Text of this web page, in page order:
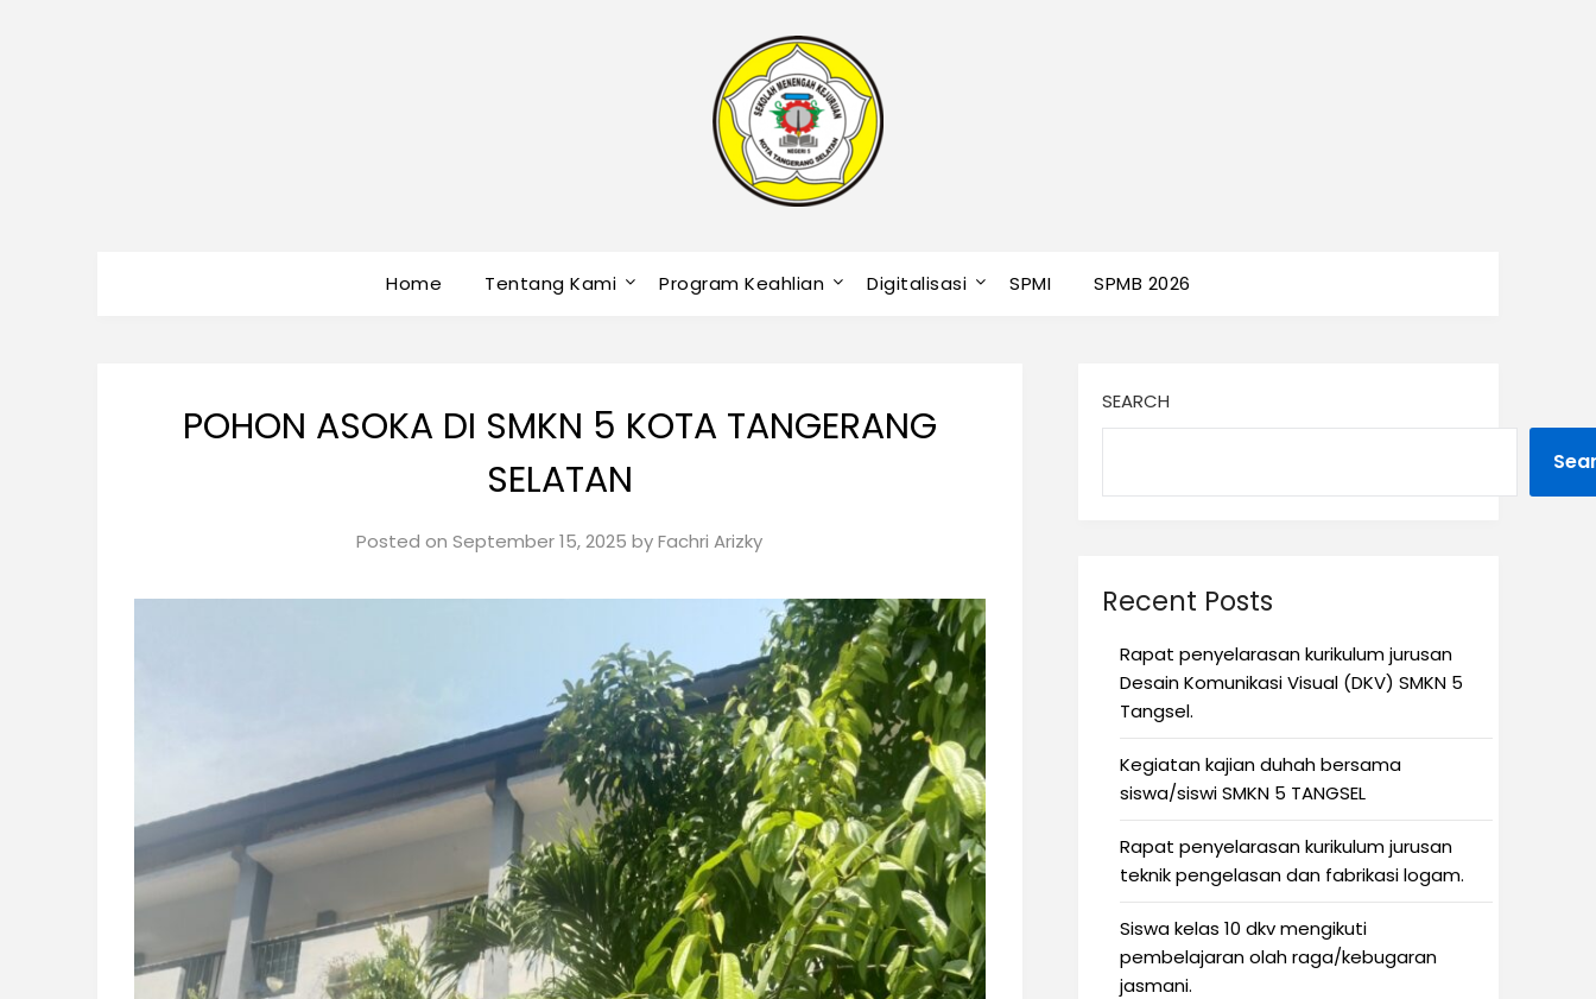
Home Tentang Kami Program Keahlian Digitalisasi SPMI SPMB 2026
POHON ASOKA DI SMKN 5 KOTA TANGERANG
SELATAN
Posted onSeptember 15, 2025 byFachri Arizky
SEARCH
Recent Posts
Rapat penyelarasan kurikulum jurusan
Desain Komunikasi Visual (DKV) SMKN 5
Tangsel.
Kegiatan kajian duhah bersama
siswa/siswi SMKN 5 TANGSEL
Rapat penyelarasan kurikulum jurusan
teknik pengelasan dan fabrikasi logam.
Siswa kelas 10 dkv mengikuti
pembelajaran olah raga/kebugaran
jasmani.